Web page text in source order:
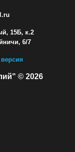
15Б, к.2
6/7
© 2026